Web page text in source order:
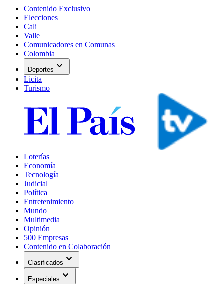
Contenido Exclusivo
Elecciones
Cali
Valle
Comunicadores en Comunas
Colombia
Deportes expand_more
Licita
Turismo
Loterías
Economía
Tecnología
Judicial
Política
Entretenimiento
Mundo
Multimedia
Opinión
500 Empresas
Contenido en Colaboración
Clasificados expand_more
Especiales expand_more